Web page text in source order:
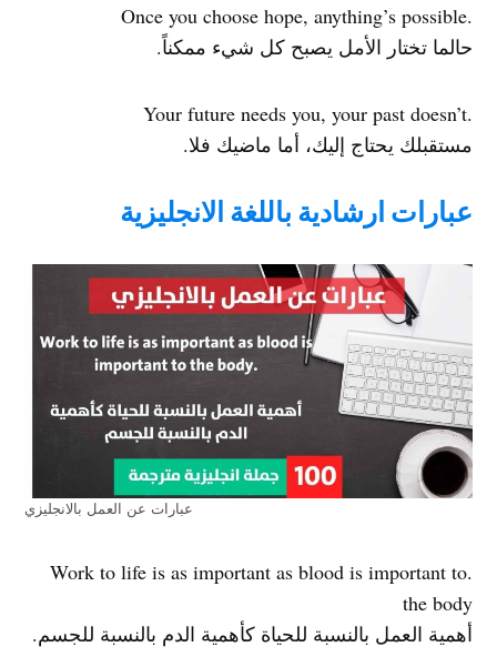
.Once you choose hope, anything’s possible
حالما تختار الأمل يصبح كل شيء ممكناً.
.Your future needs you, your past doesn’t
مستقبلك يحتاج إليك، أما ماضيك فلا.
عبارات ارشادية باللغة الانجليزية
عبارات عن العمل بالانجليزي
.Work to life is as important as blood is important to
the body
أهمية العمل بالنسبة للحياة كأهمية الدم بالنسبة للجسم.